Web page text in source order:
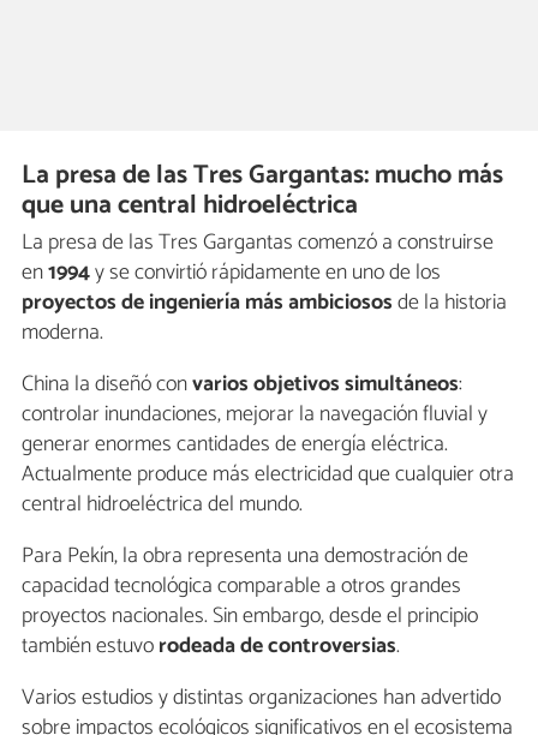
La presa de las Tres Gargantas: mucho más
que una central hidroeléctrica
La presa de las Tres Gargantas comenzó a construirse
en1994y se convirtió rápidamente en uno de los
proyectos de ingenieríamás ambiciososde la historia
moderna.
China la diseñó convarios objetivos simultáneos:
controlar inundaciones, mejorar la navegación fluvial y
generar enormes cantidades de energía eléctrica.
Actualmente produce más electricidad que cualquier otra
central hidroeléctrica del mundo.
Para Pekín, la obra representa una demostración de
capacidad tecnológica comparable a otros grandes
proyectos nacionales. Sin embargo, desde el principio
también estuvorodeada de controversias.
Varios estudios y distintas organizaciones han advertido
sobre impactos ecológicos significativos en el ecosistema